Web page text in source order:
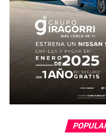
Antes del descanso, el
evitó el descuento con
ventaja para el conjunto
En la segunda mitad,
reaccionar con cambios
claridad frente al arco.
administrar la ventaja y
El cierre del partido
Hincapié en tiempo